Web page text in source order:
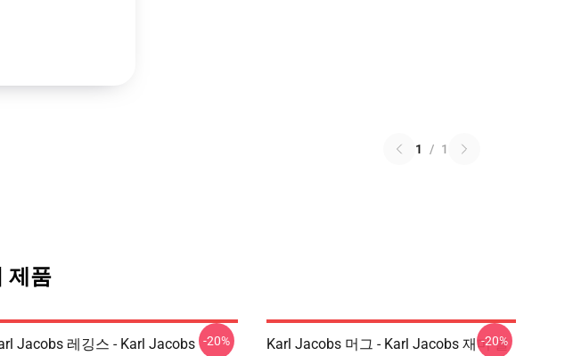
1 / 1
제품
Jacobs 레깅스 - Karl Jacobs -20%
Karl Jacobs 머그 - Karl Jacobs 재미 클
-20%